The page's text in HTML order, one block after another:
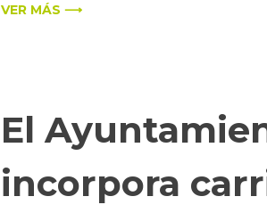
VER MÁS ⟶
El
incorpora